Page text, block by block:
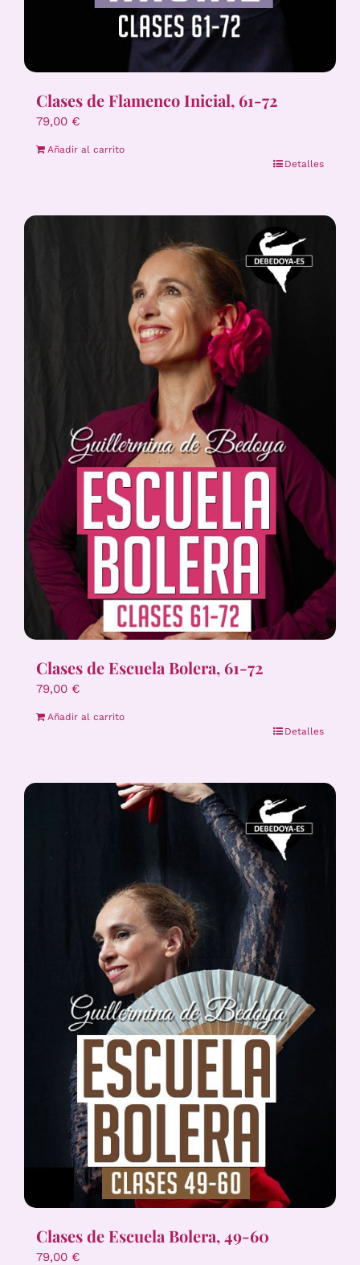
Clases de Flamenco Inicial, 61-72
79,00 €
Añadir al carrito
Detalles
Clases de Escuela Bolera, 61-72
79,00 €
Añadir al carrito
Detalles
Clases de Escuela Bolera, 49-60
79,00 €